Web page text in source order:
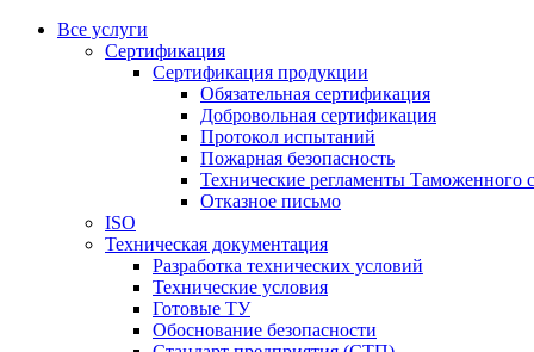
Все услуги
Сертификация
Сертификация продукции
Обязательная сертификация
Добровольная сертификация
Протокол испытаний
Пожарная безопасность
Технические регламенты Таможенного
Отказное письмо
ISO
Техническая документация
Разработка технических условий
Технические условия
Готовые ТУ
Обоснование безопасности